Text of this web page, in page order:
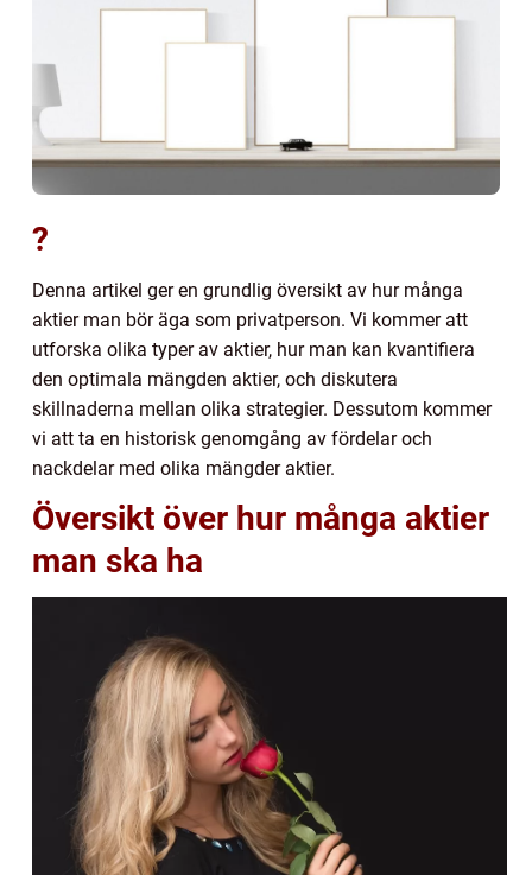
?
Denna artikel ger en grundlig översikt av hur många
aktier man bör äga som privatperson. Vi kommer att
utforska olika typer av aktier, hur man kan kvantifiera
den optimala mängden aktier, och diskutera
skillnaderna mellan olika strategier. Dessutom kommer
vi att ta en historisk genomgång av fördelar och
nackdelar med olika mängder aktier.
Översikt över hur många aktier
man ska ha